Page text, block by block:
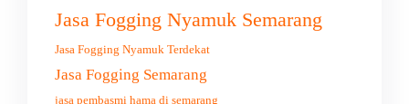
Jasa Fogging Nyamuk Semarang
Jasa Fogging Nyamuk Terdekat
Jasa Fogging Semarang
jasa pembasmi hama di semarang